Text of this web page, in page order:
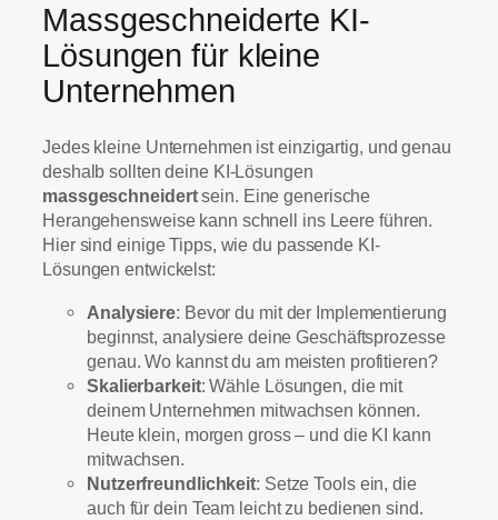
Massgeschneiderte KI-
Lösungen für kleine
Unternehmen
Jedes kleine Unternehmen ist einzigartig, und genau
deshalb sollten deine KI-Lösungen
massgeschneidertsein. Eine generische
Herangehensweise kann schnell ins Leere führen.
Hier sind einige Tipps, wie du passende KI-
Lösungen entwickelst:
Analysiere: Bevor du mit der Implementierung
beginnst, analysiere deine Geschäftsprozesse
genau. Wo kannst du am meisten profitieren?
Skalierbarkeit: Wähle Lösungen, die mit
deinem Unternehmen mitwachsen können.
Heute klein, morgen gross – und die KI kann
mitwachsen.
Nutzerfreundlichkeit: Setze Tools ein, die
auch für dein Team leicht zu bedienen sind.